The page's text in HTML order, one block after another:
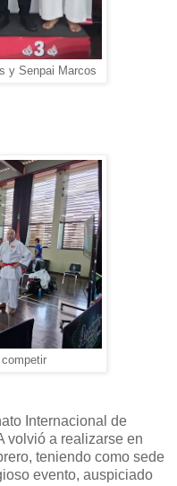
y Senpai Marcos
Internacional de
volvió a realizarse en
teniendo como sede
evento, auspiciado